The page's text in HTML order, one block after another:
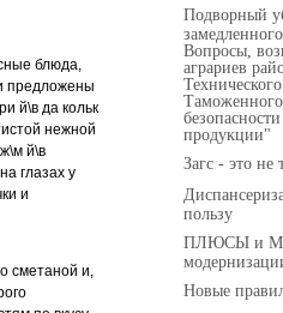
блюда,
предложены
й\в да кольк
нежной
й\в
глазах у
и
сметаной и,
Подворный
Вопросы,
аграриев
продукции"
Загс - это не
пользу
ПЛЮСЫ и
Новые